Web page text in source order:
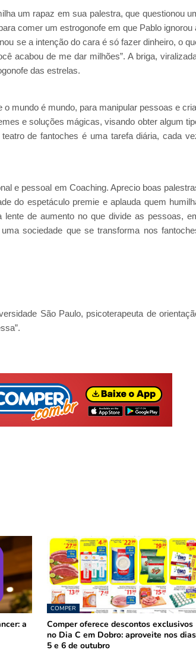
um rapaz em sua palestra, que questionou
comer um estrogonofe em que Pablo ignorou
se a intenção do cara é só fazer dinheiro, o
acabou de me dar milhões”. A briga,
das estrelas.
mundo é mundo, para manipular pessoas e
e soluções mágicas, visando obter algum
de fantoches é uma tarefa diária, cada
e pessoal em Coaching. Aprecio boas
do espetáculo premie e aplauda quem
de aumento no que divide as pessoas,
sociedade que se transforma nos
São Paulo, psicoterapeuta de
a
COMPER
Comper oferece descontos exclusivos
no Dia C em Dobro: aproveite nos dias
5 e 6 de outubro